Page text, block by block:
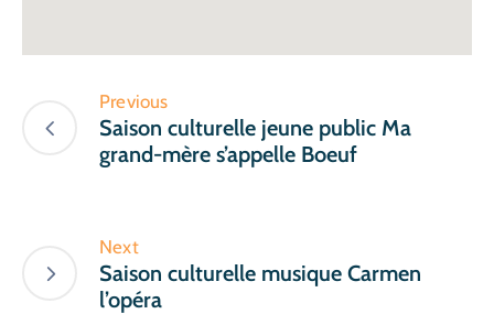
Previous
Saison culturelle jeune public Ma
grand-mère s’appelle Boeuf
Next
Saison culturelle musique Carmen
l’opéra